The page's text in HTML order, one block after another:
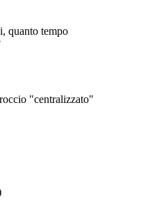
quanto tempo
"centralizzato"